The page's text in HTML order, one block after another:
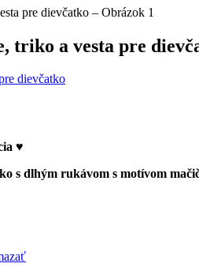
triko a vesta pre
dievčatko
♥
s dlhým rukávom s motívom